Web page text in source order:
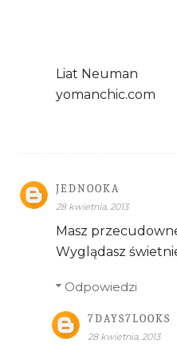
Liat Neuman
yomanchic.com
JEDNOOKA
28 kwietnia, 2013
Masz
Wyglądasz
Odpowiedzi
7DAYS7LOOKS
28 kwietnia, 2013